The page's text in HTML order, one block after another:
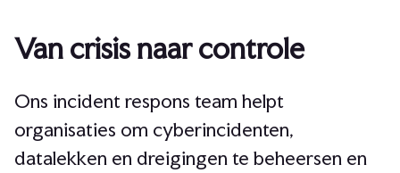
Van crisis naar controle
Ons incident respons team helpt
organisaties om cyberincidenten,
datalekken en dreigingen te beheersen en